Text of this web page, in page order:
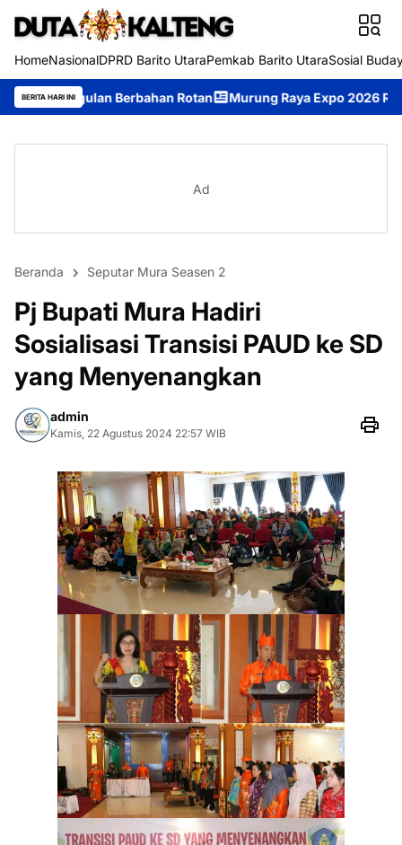
HomeNasionalDPRD Barito UtaraPemkab Barito UtaraSosial
BERITA HARI INI
Rotan Murung Raya Expo 2026 Resmi Dibuka, Jadi
Ad
Beranda Seputar Mura Seasen 2
Pj Bupati Mura Hadiri
Sosialisasi Transisi PAUD ke SD
yang Menyenangkan
admin
Kamis, 22 Agustus 2024 22:57 WIB